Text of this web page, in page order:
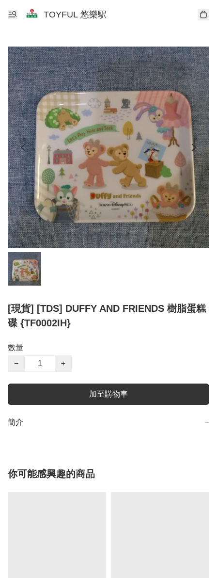
TOYFUL 悠樂駅
[現貨] [TDS] DUFFY AND FRIENDS 樹脂蛋糕
碟 {TF0002IH}
數量
−
+
加至購物車
簡介 −
你可能感興趣的商品